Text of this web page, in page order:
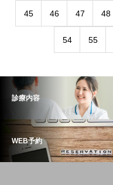
45 46 47 48
54 55
診療内容
WEB予約